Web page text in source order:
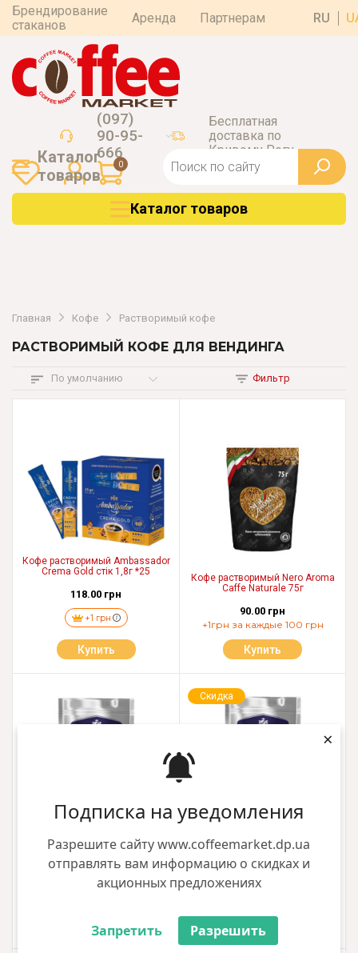
Подписка на уведомления
Разрешите сайту www.coffeemarket.dp.ua
отправлять вам информацию о скидках и
акционных предложениях
Запретить Разрешить
×
Брендирование
стаканов
Аренда Партнерам RU
(097)
90-95-
666
Бесплатная
доставка по
Кривому Рогу
0
Каталог
товаров
Каталог товаров
Главная Кофе Растворимый кофе
РАСТВОРИМЫЙ КОФЕ ДЛЯ ВЕНДИНГА
По умолчанию Фильтр
Кофе растворимый Ambassador
Crema Gold стік 1,8г *25
118.00 грн
+1 грн
Купить
Кофе растворимый Nero Aroma
Caffe Naturale 75г
90.00 грн
+1грн за каждые 100 грн
Купить
Кофе растворимый для
вендинга Ambassador Crema
200г
232.00 грн
Купить
Скидка
Кофе растворимый для
Bar 200г
221.00 грн 232.00 грн